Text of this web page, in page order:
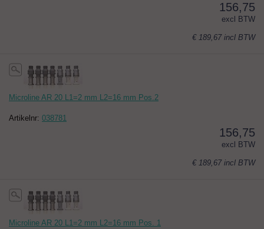
156,75
excl BTW
€ 189,67 incl BTW
Microline AR 20 L1=2 mm L2=16 mm Pos.2
Artikelnr: 038781
156,75
excl BTW
€ 189,67 incl BTW
Microline AR 20 L1=2 mm L2=16 mm Pos. 1